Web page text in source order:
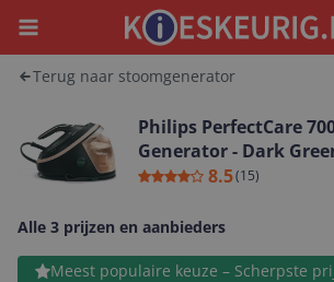
Menu
Terug naar stoomgenerator
Philips PerfectCare
Generator - Dark
8.5(15)
Alle 3 prijzen en aanbieders
Meest populaire keuze – Scherpste
Bekijk product